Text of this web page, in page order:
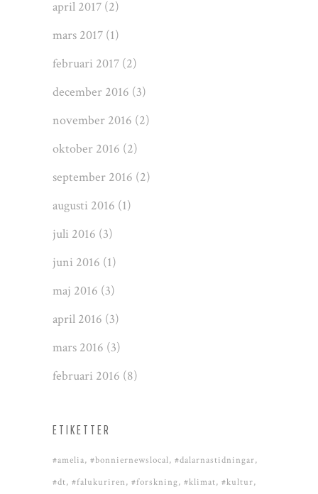
april 2017 (2)
mars 2017 (1)
februari 2017 (2)
december 2016 (3)
november 2016 (2)
oktober 2016 (2)
september 2016 (2)
augusti 2016 (1)
juli 2016 (3)
juni 2016 (1)
maj 2016 (3)
april 2016 (3)
mars 2016 (3)
februari 2016 (8)
ETIKETTER
#amelia #bonniernewslocal #dalarnastidningar
#dt #falukuriren #forskning #klimat #kultur